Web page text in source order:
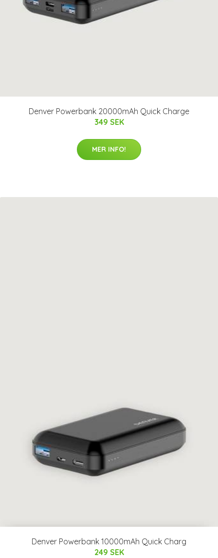
Denver Powerbank 20000mAh Quick Charge
349 SEK
MER INFO!
Denver Powerbank 10000mAh Quick Charg
249 SEK